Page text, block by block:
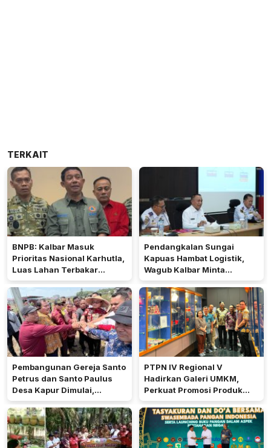
TERKAIT
BNPB: Kalbar Masuk
Prioritas Nasional Karhutla,
Luas Lahan Terbakar
Peringkat Keempat
Pendangkalan Sungai
Kapuas Hambat Logistik,
Wagub Kalbar Minta
Pengerukan Diprioritaskan
Pembangunan Gereja Santo
Petrus dan Santo Paulus
Desa Kapur Dimulai,
Pemkab Kubu Raya Siapkan
Akses Jalan
PTPN IV Regional V
Hadirkan Galeri UMKM,
Perkuat Promosi Produk
Mitra Binaan Melalui Inovasi
Digital